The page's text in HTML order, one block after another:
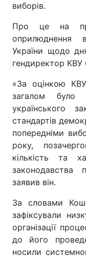
виборів.
Про це на
оприлюднення
України щодо
гендиректор КВУ
«За оцінкою
загалом було
українського
стандартів
попередніми
року,
кількість та
законодавства
заявив він.
За словами
зафіксували
організації
до його
носили